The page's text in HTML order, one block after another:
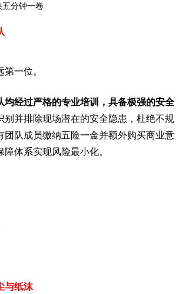
分钟一卷
一位。
均经过严格的专业培训，具备极强的安全
别并排除现场潜在的安全隐患，杜绝不规
团队成员缴纳五险一金并额外购买商业意
体系实现风险最小化。
与纸沫